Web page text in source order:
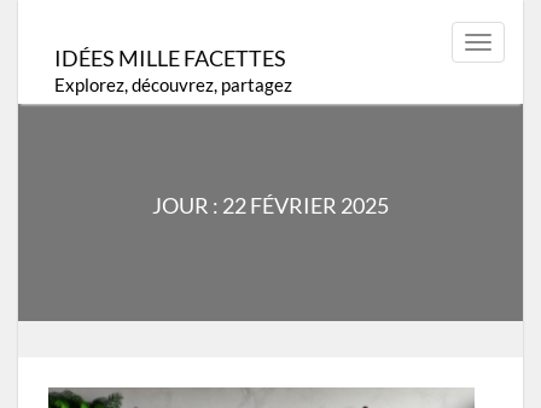
content
Toggle
IDÉES MILLE FACETTES
Explorez, découvrez, partagez
JOUR : 22 FÉVRIER 2025